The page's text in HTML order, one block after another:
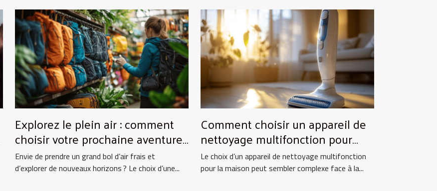
Explorez le plein air : comment
choisir votre prochaine aventure
nature ?
Envie de prendre un grand bol d’air frais et
d’explorer de nouveaux horizons ? Le choix d’une...
Comment choisir un appareil de
nettoyage multifonction pour
votre maison ?
Le choix d’un appareil de nettoyage multifonction
pour la maison peut sembler complexe face à la...